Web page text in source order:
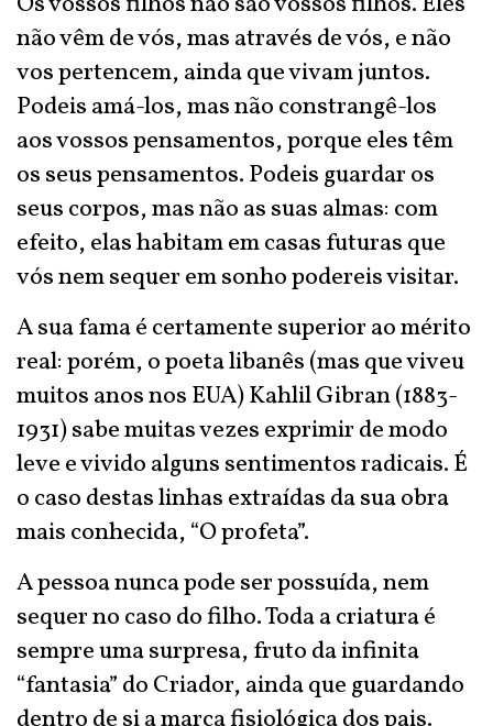
não vêm de vós, mas através de vós, e não
vos pertencem, ainda que vivam juntos.
Podeis amá-los, mas não constrangê-los
aos vossos pensamentos, porque eles têm
os seus pensamentos. Podeis guardar os
seus corpos, mas não as suas almas: com
efeito, elas habitam em casas futuras que
vós nem sequer em sonho podereis visitar.
A sua fama é certamente superior ao mérito
real: porém, o poeta libanês (mas que viveu
muitos anos nos EUA) Kahlil Gibran (1883-
1931) sabe muitas vezes exprimir de modo
leve e vivido alguns sentimentos radicais. É
o caso destas linhas extraídas da sua obra
mais conhecida, “O profeta”.
A pessoa nunca pode ser possuída, nem
sequer no caso do filho. Toda a criatura é
sempre uma surpresa, fruto da infinita
“fantasia” do Criador, ainda que guardando